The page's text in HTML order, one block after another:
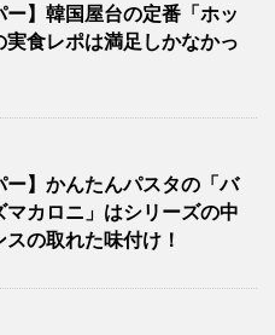
ー】韓国屋台の定番「ホッ
実食レポは満足しかなかっ
ー】かんたんパスタの「バ
マカロニ」はシリーズの中
の取れた味付け！